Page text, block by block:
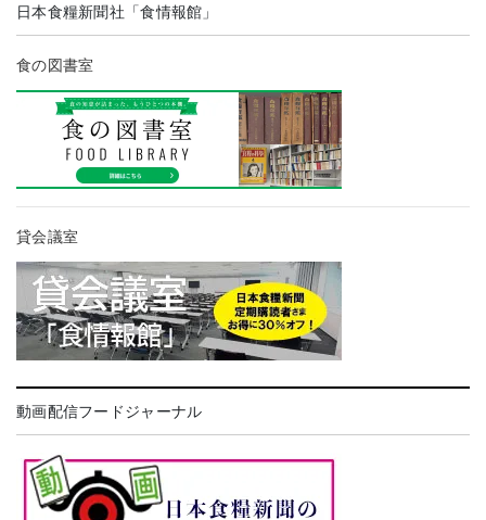
日本食糧新聞社「食情報館」
食の図書室
貸会議室
動画配信フードジャーナル